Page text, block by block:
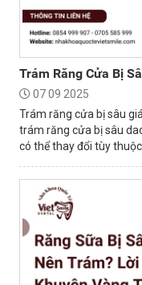
Trám Răng Cửa Bị
07 09 2025
Trám răng cửa bị sâu
trám răng cửa bị sâu
có thể thay đổi tùy thuộc...